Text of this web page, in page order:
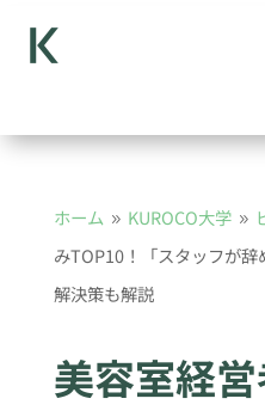
ホーム 9 KUROCO大学 9
みTOP10！「スタッフが辞
解決策も解説
美容室経